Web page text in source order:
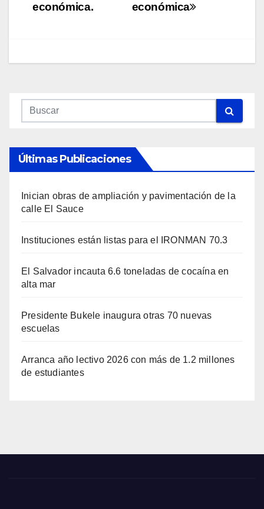
económica
económica.
Últimas Publicaciones
Inician obras de ampliación y pavimentación de la
calle El Sauce
Instituciones están listas para el IRONMAN 70.3
El Salvador incauta 6.6 toneladas de cocaína en
alta mar
Presidente Bukele inaugura otras 70 nuevas
escuelas
Arranca año lectivo 2026 con más de 1.2 millones
de estudiantes